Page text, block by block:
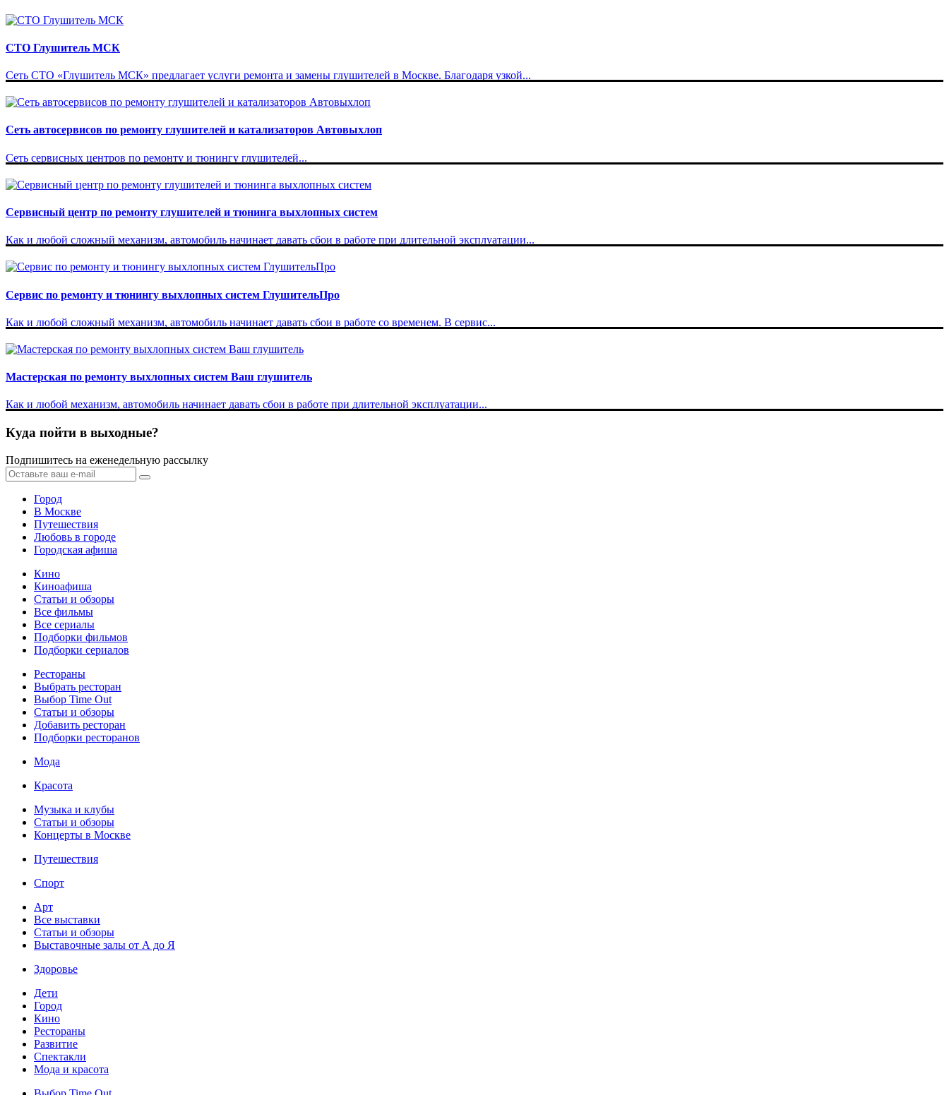
СТО Глушитель МСК
Сеть СТО «Глушитель МСК» предлагает услуги ремонта и замены глушителей в Москве. Благодаря узкой...
Сеть автосервисов по ремонту глушителей и катализаторов Автовыхлоп
Сеть сервисных центров по ремонту и тюнингу глушителей...
Сервисный центр по ремонту глушителей и тюнинга выхлопных систем
Как и любой сложный механизм, автомобиль начинает давать сбои в работе при длительной эксплуатации...
Сервис по ремонту и тюнингу выхлопных систем ГлушительПро
Как и любой сложный механизм, автомобиль начинает давать сбои в работе со временем. В сервис...
Мастерская по ремонту выхлопных систем Ваш глушитель
Как и любой механизм, автомобиль начинает давать сбои в работе при длительной эксплуатации...
Куда пойти в выходные?
Подпишитесь на еженедельную рассылку
Город
В Москве
Путешествия
Любовь в городе
Городская афиша
Кино
Киноафиша
Статьи и обзоры
Все фильмы
Все сериалы
Подборки фильмов
Подборки сериалов
Рестораны
Выбрать ресторан
Выбор Time Out
Статьи и обзоры
Добавить ресторан
Подборки ресторанов
Мода
Красота
Музыка и клубы
Статьи и обзоры
Концерты в Москве
Путешествия
Спорт
Арт
Все выставки
Статьи и обзоры
Выставочные залы от А до Я
Здоровье
Дети
Город
Кино
Рестораны
Развитие
Спектакли
Мода и красота